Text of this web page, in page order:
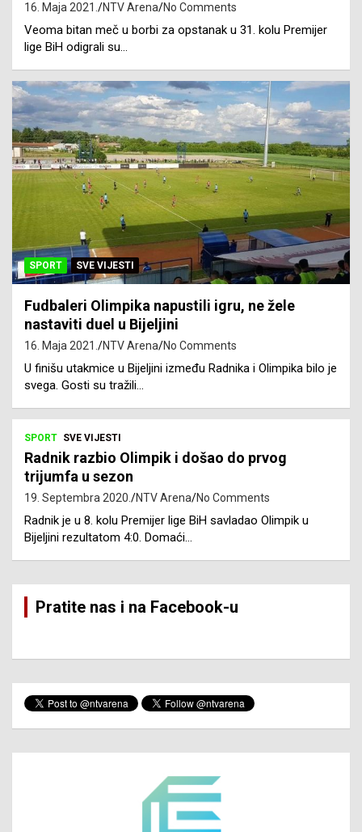
16. Maja 2021. NTV Arena No Comments
Veoma bitan meč u borbi za opstanak u 31. kolu Premijer
lige BiH odigrali su…
SPORT SVE VIJESTI
Fudbaleri Olimpika napustili igru, ne žele
nastaviti duel u Bijeljini
16. Maja 2021. NTV Arena No Comments
U finišu utakmice u Bijeljini između Radnika i Olimpika bilo je
svega. Gosti su tražili…
SPORT SVE VIJESTI
Radnik razbio Olimpik i došao do prvog
trijumfa u sezon
19. Septembra 2020. NTV Arena No Comments
Radnik je u 8. kolu Premijer lige BiH savladao Olimpik u
Bijeljini rezultatom 4:0. Domaći…
Pratite nas i na Facebook-u